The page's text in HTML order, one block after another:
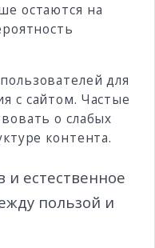
остаются на
для
с сайтом. Частые
о слабых
контента.
естественное
пользой и